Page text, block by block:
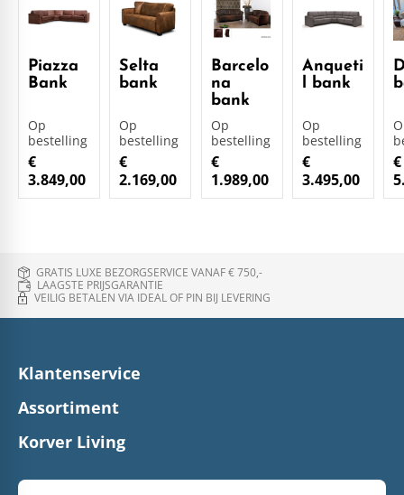
Piazza
Bank
Op
bestelling
€
3.849,00
Selta
bank
Op
bestelling
€
2.169,00
Barcelo
na
bank
Op
bestelling
€
1.989,00
Anqueti
l bank
Op
bestelling
€
3.495,00
€
GRATIS LUXE BEZORGSERVICE VANAF € 750,-
LAAGSTE PRIJSGARANTIE
VEILIG BETALEN VIA IDEAL OF PIN BIJ LEVERING
Klantenservice
Assortiment
Korver Living